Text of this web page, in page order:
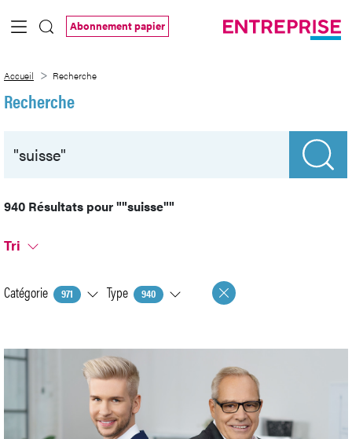
Saut au contenu principal
Abonnement papier
Accueil Recherche
Recherche
940 Résultats pour""suisse""
Tri
Catégorie 971 Type 940